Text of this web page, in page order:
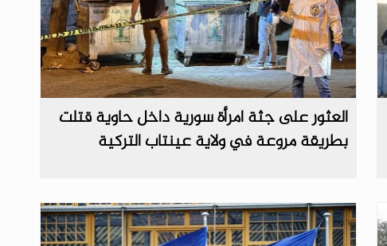
العثور على جثة امرأة سورية داخل حاوية قتلت
بطريقة مروعة في ولاية عينتاب التركية